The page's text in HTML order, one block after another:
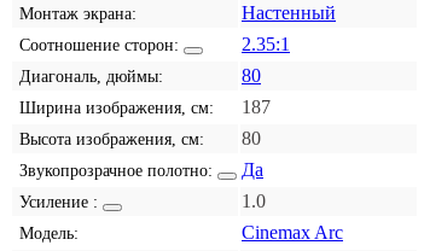
Монтаж экрана: Настенный
Соотношение сторон: 2.35:1
Диагональ, дюймы: 80
Ширина изображения, см: 187
Высота изображения, см: 80
Звукопрозрачное полотно: Да
Усиление : 1.0
Модель: Cinemax Arc